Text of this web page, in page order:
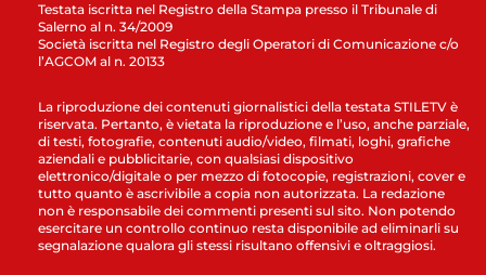
Testata iscritta nel Registro della Stampa presso il Tribunale di
Salerno al n. 34/2009
Società iscritta nel Registro degli Operatori di Comunicazione c/o
l’AGCOM al n. 20133
La riproduzione dei contenuti giornalistici della testata STILETV è
riservata. Pertanto, è vietata la riproduzione e l’uso, anche parziale,
di testi, fotografie, contenuti audio/video, filmati, loghi, grafiche
aziendali e pubblicitarie, con qualsiasi dispositivo
elettronico/digitale o per mezzo di fotocopie, registrazioni, cover e
tutto quanto è ascrivibile a copia non autorizzata. La redazione
non è responsabile dei commenti presenti sul sito. Non potendo
esercitare un controllo continuo resta disponibile ad eliminarli su
segnalazione qualora gli stessi risultano offensivi e oltraggiosi.